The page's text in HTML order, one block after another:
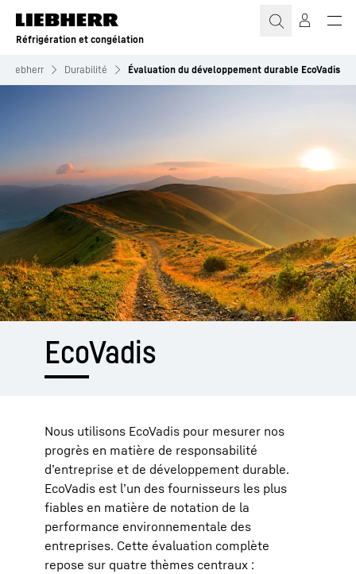
Réfrigération et congélation
Liebherr Durabilité Évaluation du développement durable EcoVadis
EcoVadis
Nous utilisons EcoVadis pour mesurer nos
progrès en matière de responsabilité
d’entreprise et de développement durable.
EcoVadis est l’un des fournisseurs les plus
fiables en matière de notation de la
performance environnementale des
entreprises. Cette évaluation complète
repose sur quatre thèmes centraux :